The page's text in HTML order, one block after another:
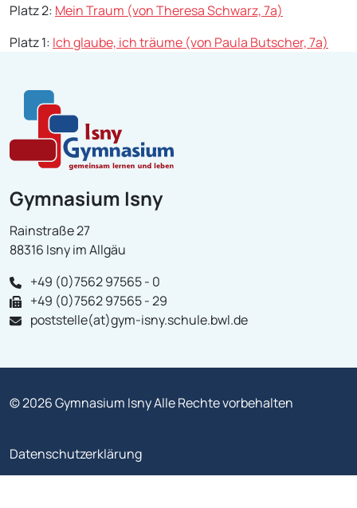
Platz 2: Mein Traum (von Theresa Schwarz, 7a)
Platz 1: Ich glaube, ich träume (von Paula Butscher, 7a)
Gymnasium Isny
Rainstraße 27
88316 Isny im Allgäu
+49 (0)7562 97565 - 0
+49 (0)7562 97565 - 29
poststelle(at)gym-isny.schule.bwl.de
© 2026 Gymnasium Isny Alle Rechte vorbehalten
Datenschutzerklärung